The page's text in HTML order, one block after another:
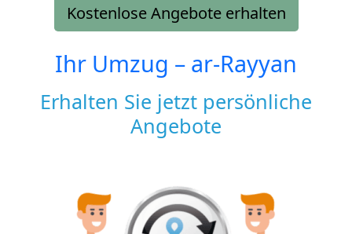
Kostenlose Angebote erhalten
Ihr Umzug – ar-Rayyan
Erhalten Sie jetzt persönliche
Angebote